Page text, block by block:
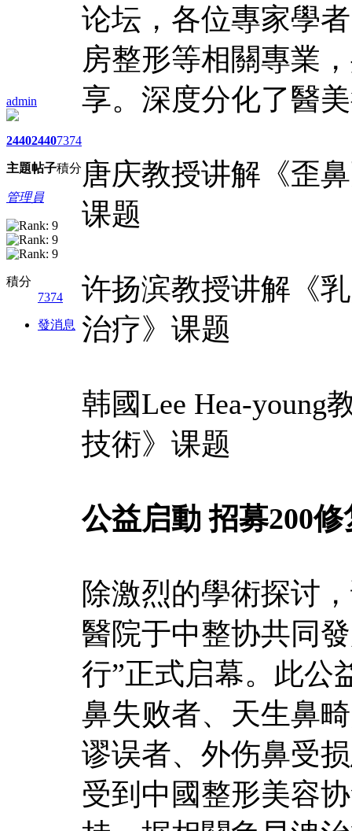
admin
2440
主題
2440
帖子
7374
積分
管理員
積分
7374
發消息
论坛，各位專家學
房整形等相關專業
享。深度分化了醫
唐庆教授讲解《歪
课题
许扬滨教授讲解《乳
治疗》课题
韩國Lee Hea-young
技術》课题
公益启動 招募200
除激烈的學術探讨
醫院于中整协共同
行”正式启幕。此公
鼻失败者、天生鼻畸
谬误者、外伤鼻受
受到中國整形美容